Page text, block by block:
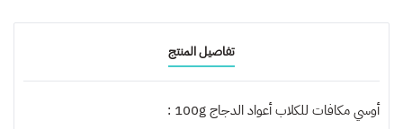
تفاصيل المنتج
أوسي مكافات للكلاب أعواد الدجاج 100g :